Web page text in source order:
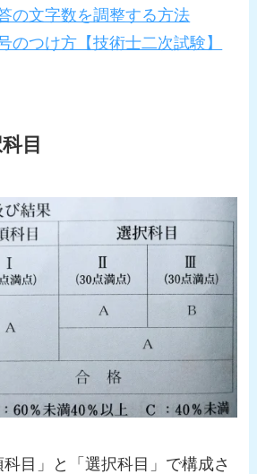
の文字数を調整する方法
のつけ方【技術士二次試験】
目
目」と「選択科目」で構成さ